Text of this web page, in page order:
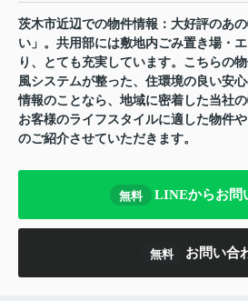
茨木市近辺での物件情報：大好評のあ
い」。共用部には敷地内ごみ置き場・
り、とても充実しています。こちらの
風システムが整った、住環境の良い安
情報のことなら、地域に密着した当社
お客様のライフスタイルに適した物件
のご紹介させていただきます。
無料 LINEからお問
無料 お問い合